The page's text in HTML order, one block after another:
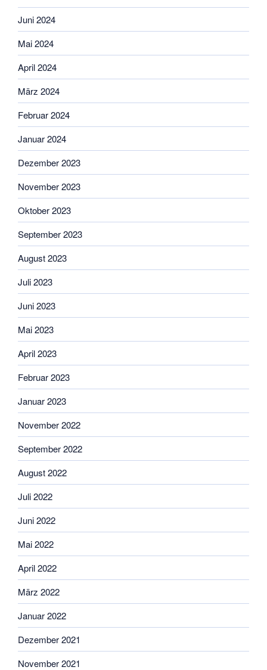
Juni 2024
Mai 2024
April 2024
März 2024
Februar 2024
Januar 2024
Dezember 2023
November 2023
Oktober 2023
September 2023
August 2023
Juli 2023
Juni 2023
Mai 2023
April 2023
Februar 2023
Januar 2023
November 2022
September 2022
August 2022
Juli 2022
Juni 2022
Mai 2022
April 2022
März 2022
Januar 2022
Dezember 2021
November 2021